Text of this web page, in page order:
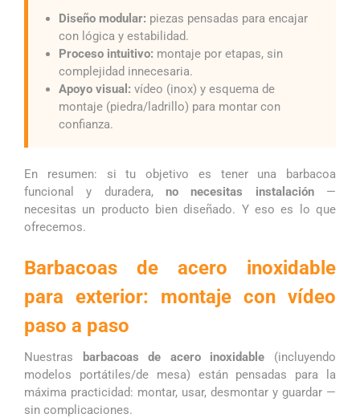
Diseño modular: piezas pensadas para encajar
con lógica y estabilidad.
Proceso intuitivo: montaje por etapas, sin
complejidad innecesaria.
Apoyo visual: vídeo (inox) y esquema de
montaje (piedra/ladrillo) para montar con
confianza.
En resumen: si tu objetivo es tener una barbacoa
funcional y duradera, no necesitas instalación—
necesitas un producto bien diseñado. Y eso es lo que
ofrecemos.
Barbacoas de acero inoxidable
para exterior: montaje con vídeo
paso a paso
Nuestras barbacoas de acero inoxidable (incluyendo
modelos portátiles/de mesa) están pensadas para la
máxima practicidad: montar, usar, desmontar y guardar —
sin complicaciones.